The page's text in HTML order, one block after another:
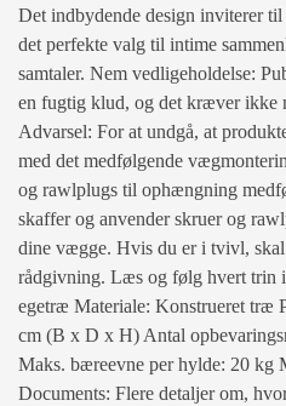
Det indbydende design inviterer
det perfekte valg til intime
samtaler. Nem vedligeholdelse:
en fugtig klud, og det kræver ikke
Advarsel: For at undgå, at
med det medfølgende
og rawlplugs til ophængning
skaffer og anvender skruer og
dine vægge. Hvis du er i tvivl, skal
rådgivning. Læs og følg hvert trin
egetræ Materiale: Konstrueret træ
cm (B x D x H) Antal
Maks. bæreevne per hylde: 20 kg
Documents: Flere detaljer om,